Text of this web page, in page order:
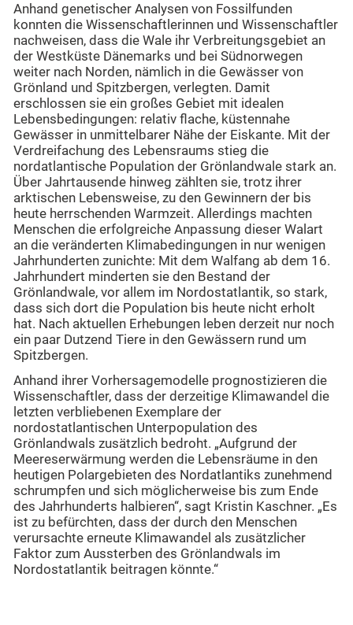
Anhand genetischer Analysen von Fossilfunden
konnten die Wissenschaftlerinnen und Wissenschaftler
nachweisen, dass die Wale ihr Verbreitungsgebiet an
der Westküste Dänemarks und bei Südnorwegen
weiter nach Norden, nämlich in die Gewässer von
Grönland und Spitzbergen, verlegten. Damit
erschlossen sie ein großes Gebiet mit idealen
Lebensbedingungen: relativ flache, küstennahe
Gewässer in unmittelbarer Nähe der Eiskante. Mit der
Verdreifachung des Lebensraums stieg die
nordatlantische Population der Grönlandwale stark an.
Über Jahrtausende hinweg zählten sie, trotz ihrer
arktischen Lebensweise, zu den Gewinnern der bis
heute herrschenden Warmzeit. Allerdings machten
Menschen die erfolgreiche Anpassung dieser Walart
an die veränderten Klimabedingungen in nur wenigen
Jahrhunderten zunichte: Mit dem Walfang ab dem 16.
Jahrhundert minderten sie den Bestand der
Grönlandwale, vor allem im Nordostatlantik, so stark,
dass sich dort die Population bis heute nicht erholt
hat. Nach aktuellen Erhebungen leben derzeit nur noch
ein paar Dutzend Tiere in den Gewässern rund um
Spitzbergen.
Anhand ihrer Vorhersagemodelle prognostizieren die
Wissenschaftler, dass der derzeitige Klimawandel die
letzten verbliebenen Exemplare der
nordostatlantischen Unterpopulation des
Grönlandwals zusätzlich bedroht. „Aufgrund der
Meereserwärmung werden die Lebensräume in den
heutigen Polargebieten des Nordatlantiks zunehmend
schrumpfen und sich möglicherweise bis zum Ende
des Jahrhunderts halbieren“, sagt Kristin Kaschner. „Es
ist zu befürchten, dass der durch den Menschen
verursachte erneute Klimawandel als zusätzlicher
Faktor zum Aussterben des Grönlandwals im
Nordostatlantik beitragen könnte.“